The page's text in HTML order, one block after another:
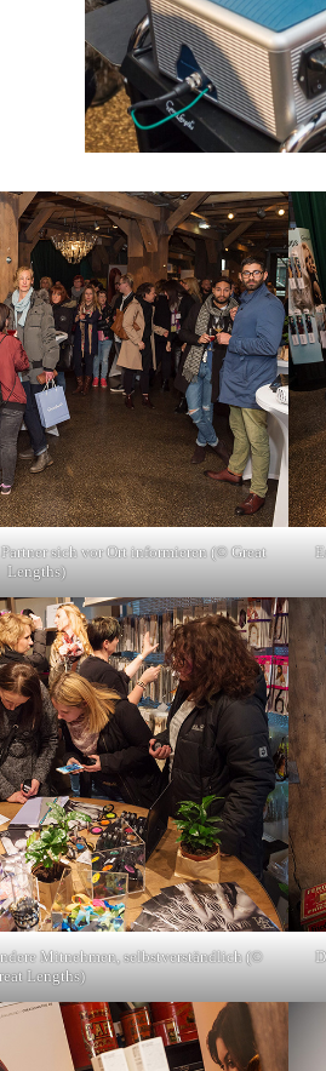
sich vor Ort informieren (© Great
Lengths)
Mitnehmen, selbstverständlich (©
Lengths)